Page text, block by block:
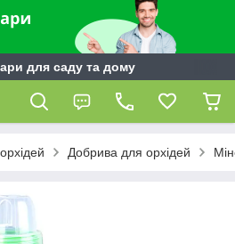
для саду та дому
Добрива для орхідей